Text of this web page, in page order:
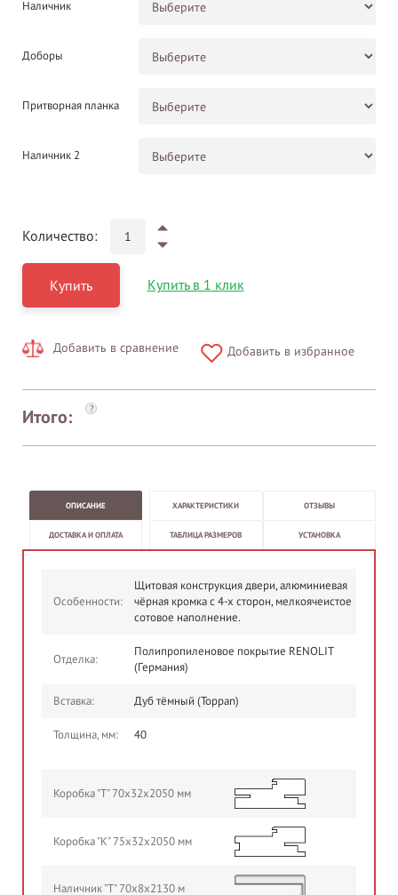
Наличник
Доборы
Притворная планка
Наличник 2
Количество:
Купить Купить в 1 клик
Добавить в сравнение Добавить в избранное
Итого: ?
ОПИСАНИЕ ХАРАКТЕРИСТИКИ ОТЗЫВЫ
ДОСТАВКА И ОПЛАТА ТАБЛИЦА РАЗМЕРОВ УСТАНОВКА
Особенности:
Щитовая конструкция двери, алюминиевая
чёрная кромка с 4-х сторон, мелкоячеистое
сотовое наполнение.
Отделка:
Полипропиленовое покрытие RENOLIT
(Германия)
Вставка: Дуб тёмный (Toppan)
Толщина, мм: 40
Коробка "Т" 70х32х2050 мм
Коробка "К" 75х32х2050 мм
Наличник "Т" 70х8х2130 м